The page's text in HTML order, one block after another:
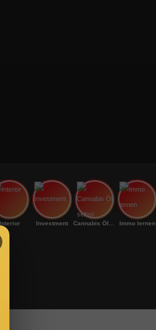
Investment Immo lernen